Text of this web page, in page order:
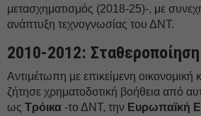
μετασχηματισμός (2018-25)-, με
ανάπτυξη τεχνογνωσίας του ΔΝΤ.
2010-2012: Σταθεροποίηση
Αντιμέτωπη με επικείμενη
ζήτησε χρηματοδοτική βοήθεια από
ως Τρόικα -το ΔΝΤ, την Ευρωπαϊκή